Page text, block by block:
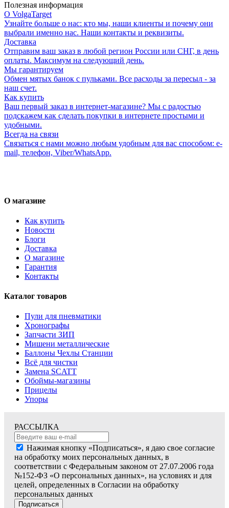
Полезная информация
О VolgaTarget
Узнайте больше о нас: кто мы, наши клиенты и почему они
выбрали именно нас. Наши контакты и реквизиты.
Доставка
Отправим ваш заказ в любой регион России или СНГ, в день
оплаты. Максимум на следующий день.
Мы гарантируем
Обмен мятых банок с пульками. Все расходы за пересыл - за
наш счет.
Как купить
Ваш первый заказ в интернет-магазине? Мы с радостью
подскажем как сделать покупки в интернете простыми и
удобными.
Всегда на связи
Связаться с нами можно любым удобным для вас способом: e-
mail, телефон, Viber/WhatsApp.
О магазине
Как купить
Новости
Блоги
Доставка
О магазине
Гарантия
Контакты
Каталог товаров
Пули для пневматики
Хронографы
Запчасти ЗИП
Мишени металлические
Баллоны Чехлы Станции
Всё для чистки
Замена SCATT
Обоймы-магазины
Прицелы
Упоры
РАССЫЛКА
Нажимая кнопку «Подписаться», я даю свое согласие
на обработку моих персональных данных, в
соответствии с Федеральным законом от 27.07.2006 года
№152-ФЗ «О персональных данных», на условиях и для
целей, определенных в Согласии на обработку
персональных данных
Подписаться